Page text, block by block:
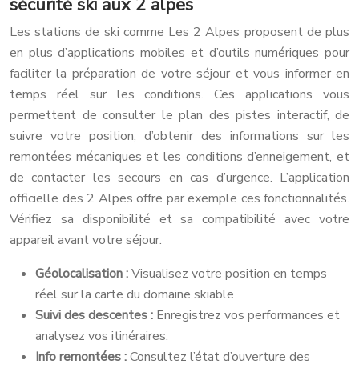
sécurité ski aux 2 alpes
Les stations de ski comme Les 2 Alpes proposent de plus
en plus d’applications mobiles et d’outils numériques pour
faciliter la préparation de votre séjour et vous informer en
temps réel sur les conditions. Ces applications vous
permettent de consulter le plan des pistes interactif, de
suivre votre position, d’obtenir des informations sur les
remontées mécaniques et les conditions d’enneigement, et
de contacter les secours en cas d’urgence. L’application
officielle des 2 Alpes offre par exemple ces fonctionnalités.
Vérifiez sa disponibilité et sa compatibilité avec votre
appareil avant votre séjour.
Géolocalisation :Visualisez votre position en temps
réel sur la carte du domaine skiable
Suivi des descentes : Enregistrez vos performances et
analysez vos itinéraires.
Info remontées :Consultez l’état d’ouverture des